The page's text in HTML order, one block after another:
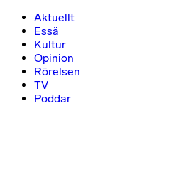
Aktuellt
Essä
Kultur
Opinion
Rörelsen
TV
Poddar